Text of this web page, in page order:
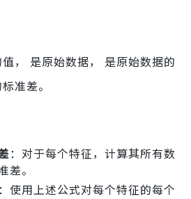
， 是原始数据， 是原始数据的
准差。
：对于每个特征，计算其所有数
差。
：使用上述公式对每个特征的每个